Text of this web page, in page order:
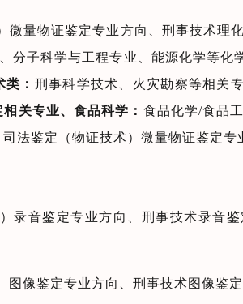
微量物证鉴定专业方向、刑事技术理
分子科学与工程专业、能源化学等化
： 刑事科学技术、火灾勘察等相关专
关专业、食品科学： 食品化学/食品
法鉴定（物证技术）微量物证鉴定专
录音鉴定专业方向、刑事技术录音
图像鉴定专业方向、刑事技术图像鉴